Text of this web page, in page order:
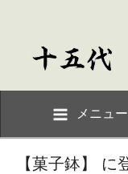
メニュー
【菓子鉢】 に